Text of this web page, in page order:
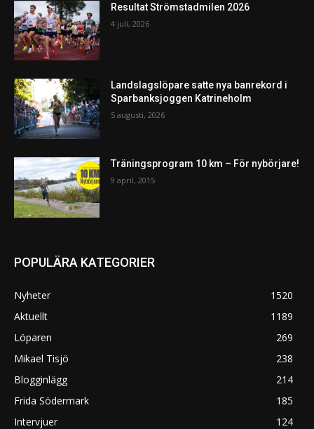
Resultat Strömstadmilen 2026
4 juli, 2026
Landslagslöpare satte nya banrekord i
Sparbanksjoggen Katrineholm
5 augusti, 2026
Träningsprogram 10 km – För nybörjare!
9 april, 2015
POPULÄRA KATEGORIER
Nyheter
1520
Aktuellt
1189
Löparen
269
Mikael Tisjö
238
Blogginlägg
214
Frida Södermark
185
Intervjuer
124